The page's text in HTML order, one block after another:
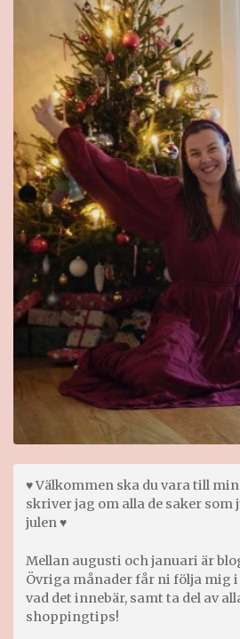
♥ Välkommen ska du vara till
skriver jag om alla de saker som
julen ♥
Mellan augusti och januari är
Övriga månader får ni följa mig i
vad det innebär, samt ta del av
shoppingtips!